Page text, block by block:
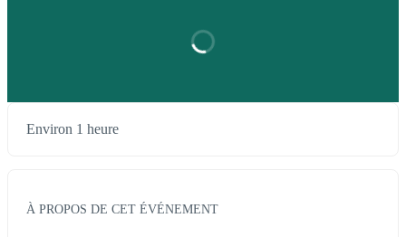
Environ 1 heure
À PROPOS DE CET ÉVÉNEMENT